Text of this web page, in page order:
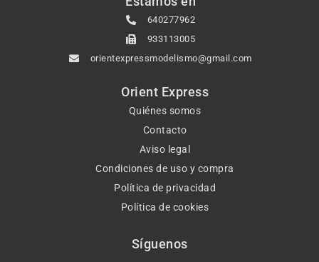
640277962
933113005
orientexpressmodelismo@gmail.com
Orient Express
Quiénes somos
Contacto
Aviso legal
Condiciones de uso y compra
Política de privacidad
Política de cookies
Síguenos